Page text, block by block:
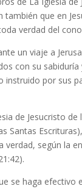
que en
verdad del
un viaje a
con su
instruido por sus
de Jesucristo
Santas
según la
se haga efectivo